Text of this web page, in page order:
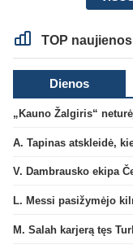
TOP naujienos
Dienos
„Kauno Žalgiris“
M. Salah karjerą tęs